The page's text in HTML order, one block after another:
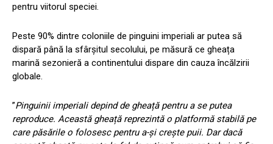
pentru viitorul speciei.
Peste 90% dintre coloniile de pinguini imperiali ar putea să
dispară până la sfârșitul secolului, pe măsură ce gheața
marină sezonieră a continentului dispare din cauza încălzirii
globale.
”Pinguinii imperiali depind de gheață pentru a se putea
reproduce. Această gheață reprezintă o platformă stabilă pe
care păsările o folosesc pentru a-și crește puii. Dar dacă